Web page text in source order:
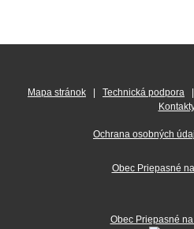
Mapa stránok Technická podpora
Ochrana osobných
Obec Priepasné
Obec Priepasné